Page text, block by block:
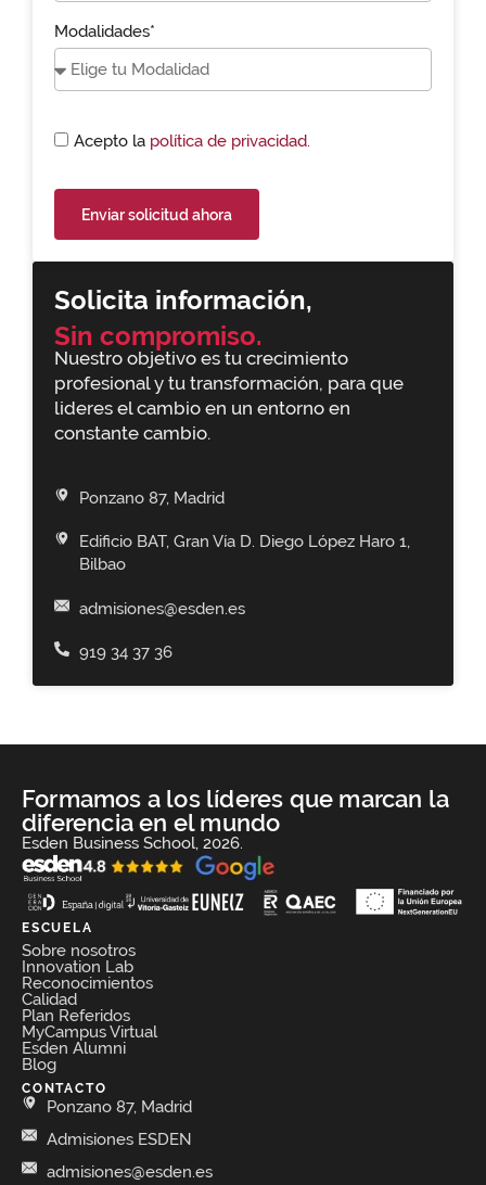
Solicita información,
Sin compromiso.
Nuestro objetivo es tu crecimiento
profesional y tu transformación, para que
lideres el cambio en un entorno en
constante cambio.
Ponzano 87, Madrid
Edificio BAT, Gran Vía D. Diego López Haro 1,
Bilbao
admisiones@esden.es
919 34 37 36
Modalidades*
Acepto la política de privacidad.
Enviar solicitud ahora
Formamos a los líderes que marcan la
diferencia en el mundo
Esden Business School, 2026.
ESCUELA
Sobre nosotros
Innovation Lab
Reconocimientos
Calidad
Plan Referidos
MyCampus Virtual
Esden Alumni
Blog
CONTACTO
Ponzano 87, Madrid
Admisiones ESDEN
admisiones@esden.es